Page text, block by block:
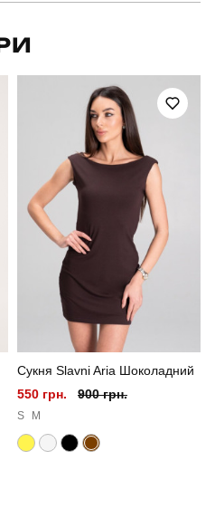
для повсякденного носіння
повсякденний
весна-осінь
тринитка петля
15% поліестер, 5% еластан
Сукня Slavni Aria Шоколадний
550 грн.
900 грн.
S M